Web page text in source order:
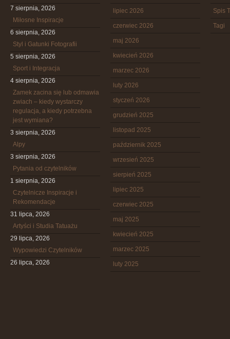
7 sierpnia, 2026
Miłosne Inspiracje
6 sierpnia, 2026
Styl i Gatunki Fotografii
5 sierpnia, 2026
Sport i Integracja
4 sierpnia, 2026
Zamek zacina się lub odmawia
zwiach – kiedy wystarczy
regulacja, a kiedy potrzebna
jest wymiana?
3 sierpnia, 2026
Alpy
3 sierpnia, 2026
Pytania od czytelników
1 sierpnia, 2026
Czytelnicze Inspiracje i
Rekomendacje
31 lipca, 2026
Artyści i Studia Tatuażu
29 lipca, 2026
Wypowiedzi Czytelników
26 lipca, 2026
lipiec 2026
czerwiec 2026
maj 2026
kwiecień 2026
marzec 2026
luty 2026
styczeń 2026
grudzień 2025
listopad 2025
październik 2025
wrzesień 2025
sierpień 2025
lipiec 2025
czerwiec 2025
maj 2025
kwiecień 2025
marzec 2025
luty 2025
Spis
Tagi